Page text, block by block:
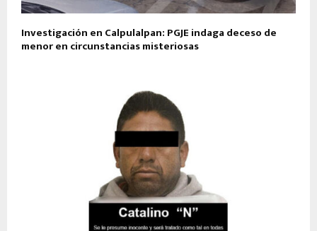
Investigación en Calpulalpan: PGJE indaga deceso de
menor en circunstancias misteriosas